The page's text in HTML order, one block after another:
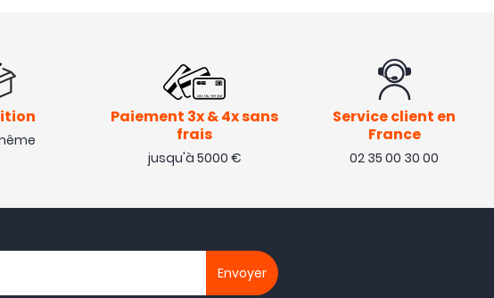
Paiement 3x & 4x sans
frais
jusqu'à 5000 €
Service client en
France
02 35 00 30 00